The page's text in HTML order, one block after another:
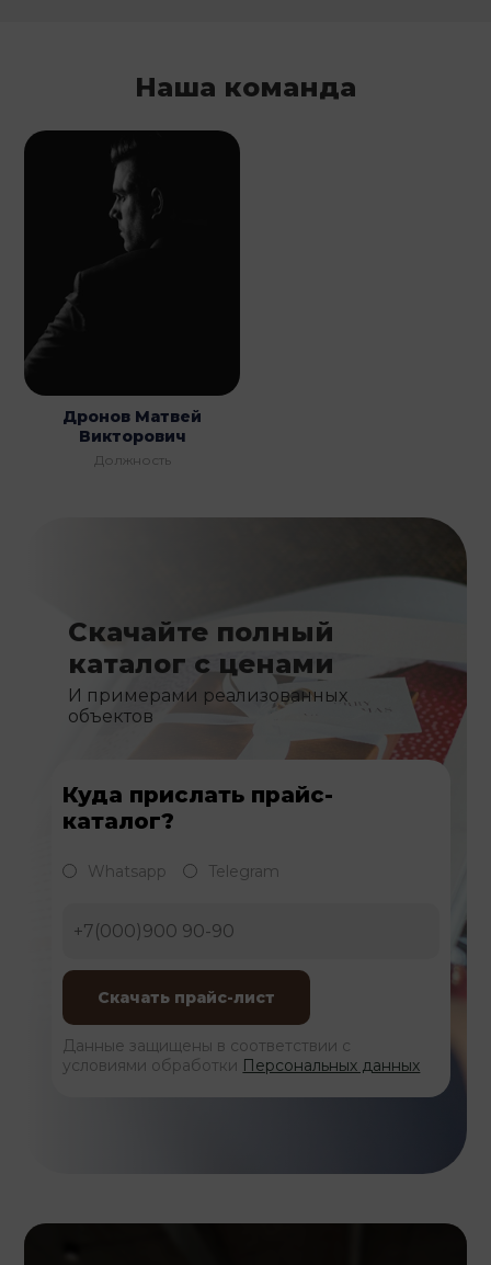
Наша команда
Дронов Матвей
Викторович
Должность
Скачайте полный
каталог с ценами
И примерами реализованных
объектов
Куда прислать прайс-
каталог?
Whatsapp Telegram
Данные защищены в соответствии с
условиями обработки Персональных данных